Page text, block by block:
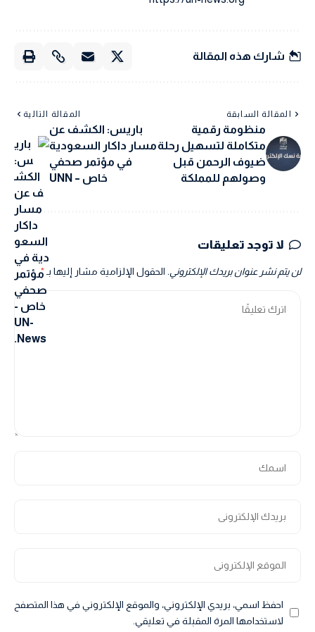
شارك هذه المقالة
المقالة السابقة
منظومة رقمية
متكاملة لتسهيل رحلة
ضيوف الرحمن قبل
وصولهم للمملكة
المقالة التالية
باريس: الكشف عن
مسار داكار السعودية
في مؤتمر صحفي
خاص – UNN
لا توجد تعليقات
لن يتم نشر عنوان بريدك الإلكتروني. الحقول الإلزامية مشار إليها بـ
احفظ اسمي، بريدي الإلكتروني، والموقع الإلكتروني في هذا المتصفح
لاستخدامها المرة المقبلة في تعليقي.